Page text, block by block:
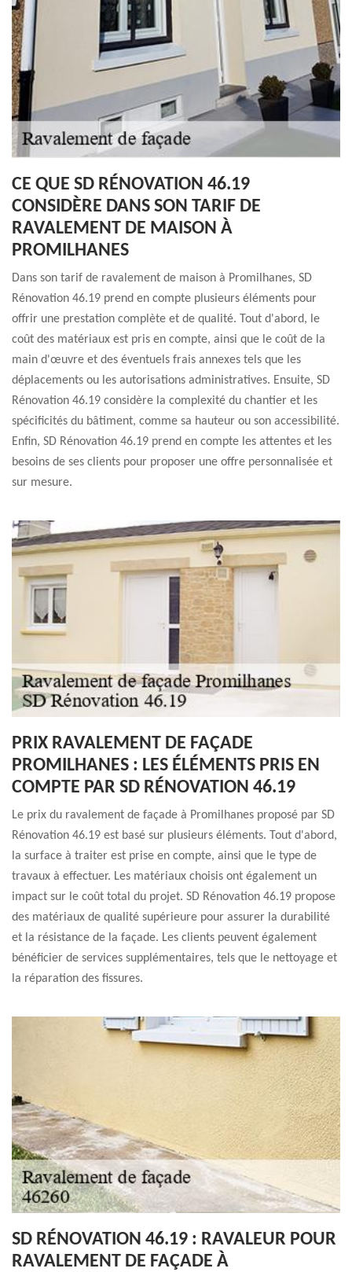
CE QUE SD RÉNOVATION 46.19
CONSIDÈRE DANS SON TARIF DE
RAVALEMENT DE MAISON À
PROMILHANES
Dans son tarif de ravalement de maison à Promilhanes, SD
Rénovation 46.19 prend en compte plusieurs éléments pour
offrir une prestation complète et de qualité. Tout d'abord, le
coût des matériaux est pris en compte, ainsi que le coût de la
main d'œuvre et des éventuels frais annexes tels que les
déplacements ou les autorisations administratives. Ensuite, SD
Rénovation 46.19 considère la complexité du chantier et les
spécificités du bâtiment, comme sa hauteur ou son accessibilité.
Enfin, SD Rénovation 46.19 prend en compte les attentes et les
besoins de ses clients pour proposer une offre personnalisée et
sur mesure.
PRIX RAVALEMENT DE FAÇADE
PROMILHANES : LES ÉLÉMENTS PRIS EN
COMPTE PAR SD RÉNOVATION 46.19
Le prix du ravalement de façade à Promilhanes proposé par SD
Rénovation 46.19 est basé sur plusieurs éléments. Tout d'abord,
la surface à traiter est prise en compte, ainsi que le type de
travaux à effectuer. Les matériaux choisis ont également un
impact sur le coût total du projet. SD Rénovation 46.19 propose
des matériaux de qualité supérieure pour assurer la durabilité
et la résistance de la façade. Les clients peuvent également
bénéficier de services supplémentaires, tels que le nettoyage et
la réparation des fissures.
SD RÉNOVATION 46.19 : RAVALEUR POUR
RAVALEMENT DE FAÇADE À